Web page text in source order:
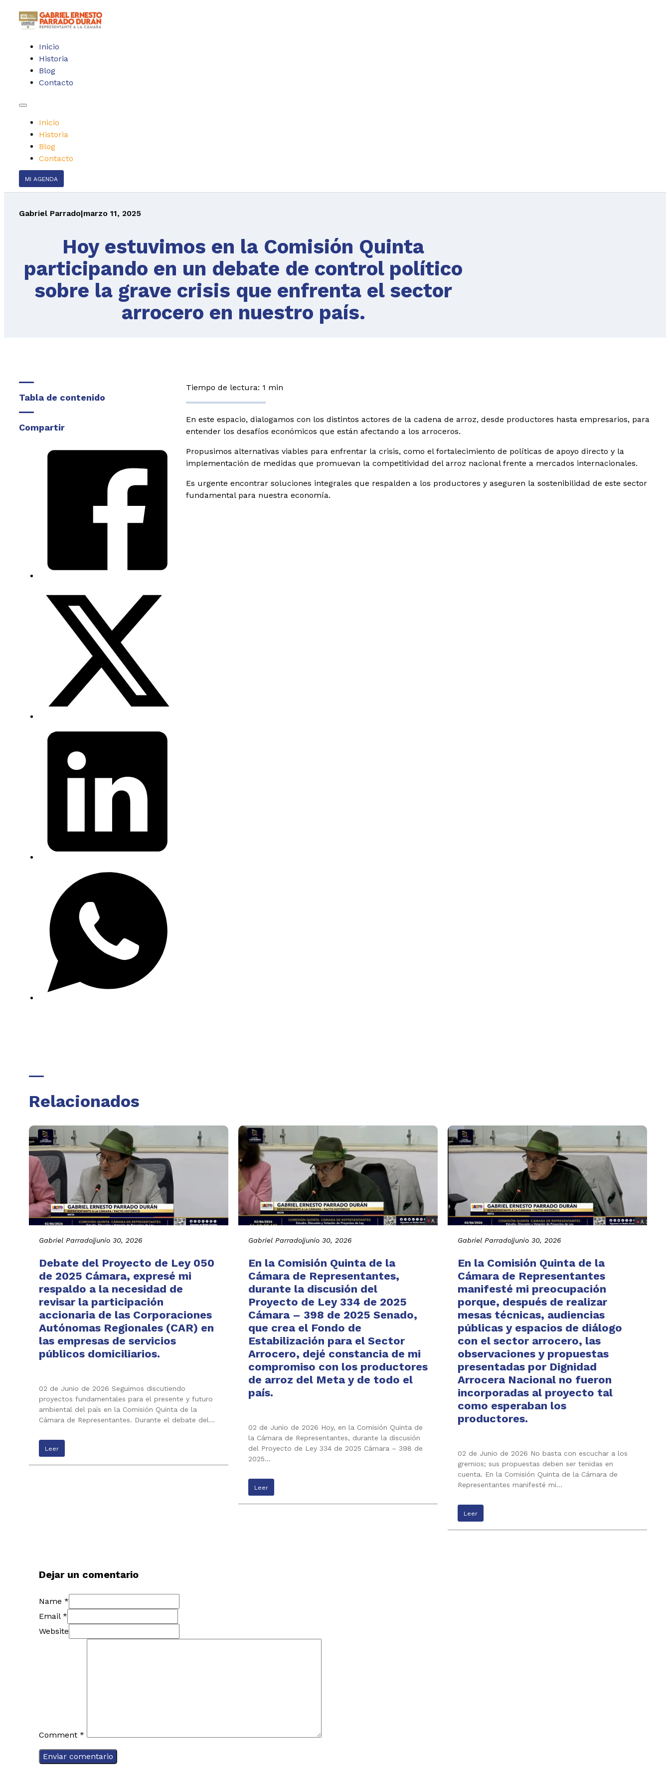
Inicio
Historia
Blog
Contacto
Inicio
Historia
Blog
Contacto
MI AGENDA
Gabriel Parrado|marzo 11, 2025
Hoy estuvimos en la Comisión Quinta
participando en un debate de control político
sobre la grave crisis que enfrenta el sector
arrocero en nuestro país.
Tabla de contenido
Compartir
Tiempo de lectura: 1 min
En este espacio, dialogamos con los distintos actores de la cadena de arroz, desde productores hasta empresarios, para
entender los desafíos económicos que están afectando a los arroceros.
Propusimos alternativas viables para enfrentar la crisis, como el fortalecimiento de políticas de apoyo directo y la
implementación de medidas que promuevan la competitividad del arroz nacional frente a mercados internacionales.
Es urgente encontrar soluciones integrales que respalden a los productores y aseguren la sostenibilidad de este sector
fundamental para nuestra economía.
Relacionados
Gabriel Parrado|junio 30, 2026
Debate del Proyecto de Ley 050
de 2025 Cámara, expresé mi
respaldo a la necesidad de
revisar la participación
accionaria de las Corporaciones
Autónomas Regionales (CAR) en
las empresas de servicios
públicos domiciliarios.
02 de Junio de 2026 Seguimos discutiendo
proyectos fundamentales para el presente y futuro
ambiental del país en la Comisión Quinta de la
Cámara de Representantes. Durante el debate del…
Leer
Gabriel Parrado|junio 30, 2026
En la Comisión Quinta de la
Cámara de Representantes,
durante la discusión del
Proyecto de Ley 334 de 2025
Cámara – 398 de 2025 Senado,
que crea el Fondo de
Estabilización para el Sector
Arrocero, dejé constancia de mi
compromiso con los productores
de arroz del Meta y de todo el
país.
02 de Junio de 2026 Hoy, en la Comisión Quinta de
la Cámara de Representantes, durante la discusión
del Proyecto de Ley 334 de 2025 Cámara – 398 de
2025…
Leer
Gabriel Parrado|junio 30, 2026
En la Comisión Quinta de la
Cámara de Representantes
manifesté mi preocupación
porque, después de realizar
mesas técnicas, audiencias
públicas y espacios de diálogo
con el sector arrocero, las
observaciones y propuestas
presentadas por Dignidad
Arrocera Nacional no fueron
incorporadas al proyecto tal
como esperaban los
productores.
02 de Junio de 2026 No basta con escuchar a los
gremios; sus propuestas deben ser tenidas en
cuenta. En la Comisión Quinta de la Cámara de
Representantes manifesté mi…
Leer
Dejar un comentario
Name *
Email *
Website
Comment *